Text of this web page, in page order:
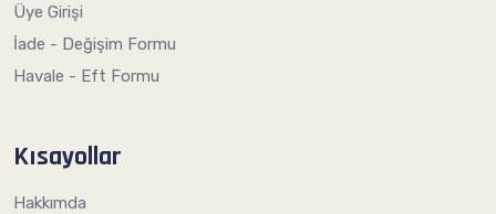
Üye Girişi
İade - Değişim Formu
Havale - Eft Formu
Kısayollar
Hakkımda